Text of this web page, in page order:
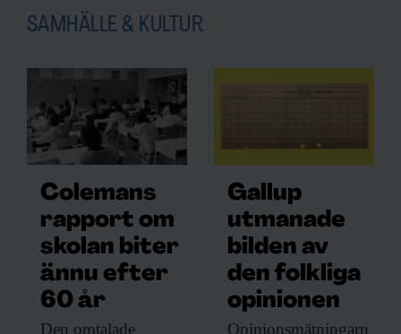
SAMHÄLLE & KULTUR
Colemans
rapport om
skolan biter
ännu efter
60 år
Den omtalade
Gallup
utmanade
bilden av
den folkliga
opinionen
Opinionsmätningarn